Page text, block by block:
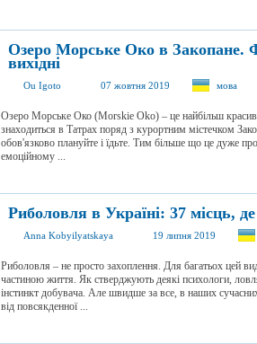
Озеро Морське Око в Закопане.
вихідні
Ou Igoto 07 жовтня 2019 мова
Озеро Морське Око (Morskie Oko) – це найбільш
знаходиться в Татрах поряд з курортним містечком
обов'язково плануйте і їдьте. Тим більше що це дуже
емоційному ...
Риболовля в Україні: 37 місць,
Anna Kobyilyatskaya 19 липня 2019
Риболовля – не просто захоплення. Для багатьох цей
частиною життя. Як стверджують деякі психологи,
інстинкт добувача. Але швидше за все, в наших
від повсякденної ...